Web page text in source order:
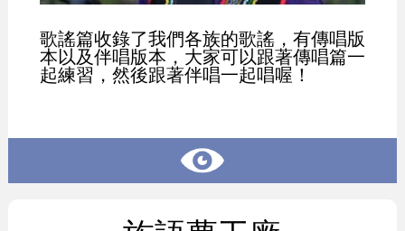
歌謠篇收錄了我們各族的歌謠，有傳唱版
本以及伴唱版本，大家可以跟著傳唱篇一
起練習，然後跟著伴唱一起唱喔！